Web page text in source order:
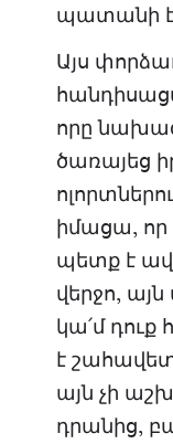
պատանի
Այս
որը
ծառայեց
իմացա, որ
պետք է
վերջո,
կա՛մ դուք
է
այն չի
դրանից,